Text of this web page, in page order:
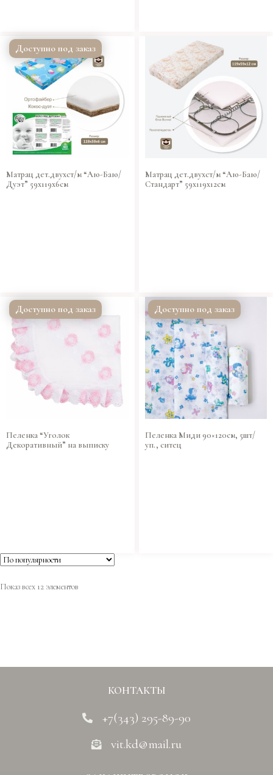
Доступно под заказ
Матрац дет.двухст/м “Аю-Баю/
Дуэт” 59х119х6см
Матрац дет.двухст/м “Аю-Баю/
Стандарт” 59х119х12см
Доступно под заказ
Пеленка “Уголок
Декоративный” на выписку
Доступно под заказ
Пеленка Миди 90×120см, 5шт/
уп., ситец
Показ всех 12 элементов
КОНТАКТЫ
+7(343) 295-89-90
vit.kd@mail.ru